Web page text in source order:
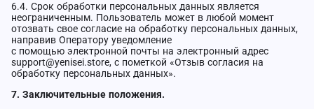
6.4. Срок обработки персональных данных является
неограниченным. Пользователь может в любой момент
отозвать свое согласие на обработку персональных данных,
направив Оператору уведомление
с помощью электронной почты на электронный адрес
support@yenisei.store, с пометкой «Отзыв согласия на
обработку персональных данных».
7. Заключительные положения.